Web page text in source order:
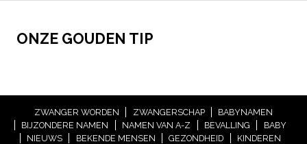
ONZE GOUDEN TIP
ZWANGER WORDEN ZWANGERSCHAP
BABYNAMEN
BIJZONDERE NAMEN
NAMEN VAN A-Z BEVALLING
BABY
NIEUWS
BEKENDE MENSEN GEZONDHEID KINDEREN